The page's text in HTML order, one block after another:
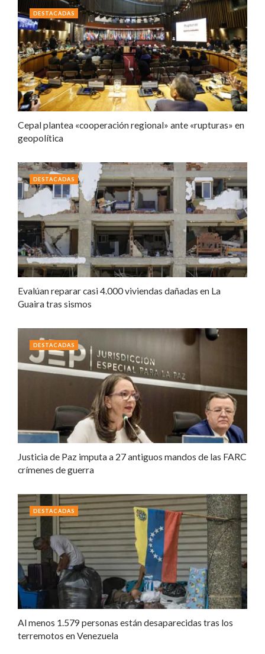
Cepal plantea «cooperación regional» ante «rupturas» en
geopolítica
DESTACADAS
Evalúan reparar casi 4.000 viviendas dañadas en La
Guaira tras sismos
DESTACADAS
Justicia de Paz imputa a 27 antiguos mandos de las FARC
crímenes de guerra
DESTACADAS
Al menos 1.579 personas están desaparecidas tras los
terremotos en Venezuela
DESTACADAS